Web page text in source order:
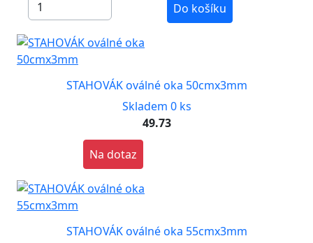
Do košíku
STAHOVÁK oválné oka 50cmx3mm
Skladem 0 ks
49.73
Na dotaz
STAHOVÁK oválné oka 55cmx3mm